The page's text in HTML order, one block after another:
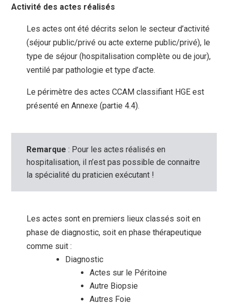
Activité des actes réalisés
Les actes ont été décrits selon le secteur d’activité
(séjour public/privé ou acte externe public/privé), le
type de séjour (hospitalisation complète ou de jour),
ventilé par pathologie et type d’acte.
Le périmètre des actes CCAM classifiant HGE est
présenté en Annexe (partie 4.4).
Remarque : Pour les actes réalisés en
hospitalisation, il n’est pas possible de connaitre
la spécialité du praticien exécutant !
Les actes sont en premiers lieux classés soit en
phase de diagnostic, soit en phase thérapeutique
comme suit :
Diagnostic
Actes sur le Péritoine
Autre Biopsie
Autres Foie